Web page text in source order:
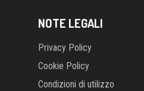
NOTE LEGALI
Privacy Policy
Cookie Policy
Condizioni di utilizzo